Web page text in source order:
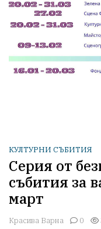
КУЛТУРНИ СЪБИТИЯ
Серия от
събития за
март
Красива Варна 0